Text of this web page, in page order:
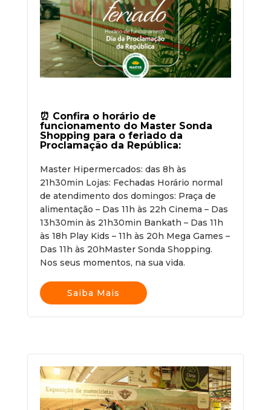
⏰ Confira o horário de
funcionamento do Master Sonda
Shopping para o feriado da
Proclamação da República:
Master Hipermercados: das 8h às
21h30min Lojas: Fechadas Horário normal
de atendimento dos domingos: Praça de
alimentação – Das 11h às 22h Cinema – Das
13h30min às 21h30min Bankath – Das 11h
às 18h‍ Play Kids – 11h às 20h Mega Games –
Das 11h às 20hMaster Sonda Shopping.
Nos seus momentos, na sua vida.
Saiba Mais